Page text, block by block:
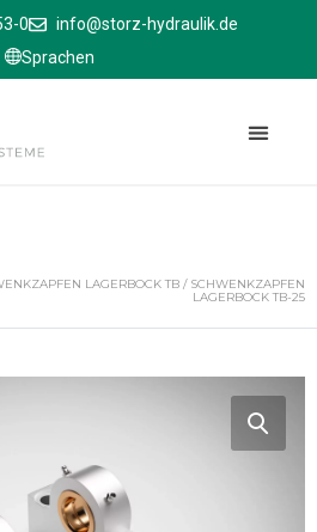
0
info@storz-hydraulik.de
Sprachen
LAGERBOCK TB / SCHWENKZAPFEN
LAGERBOCK TB-25